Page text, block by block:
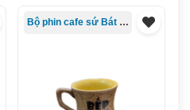
Bộ phin cafe sứ Bát Tràng